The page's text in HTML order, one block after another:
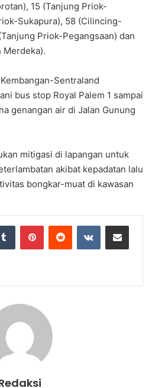
15 (Tanjung Priok-
Sukapura), 58 (Cilincing-
Priok-Pegangsaan) dan
Merdeka).
Sentraland
bus stop Royal Palem 1 sampai
genangan air di Jalan Gunung
mitigasi di lapangan untuk
akibat kepadatan lalu
bongkar-muat di kawasan
Tumblr PinterestReddit VKontakteShare via Email